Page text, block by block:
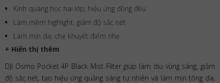
Kính quang học hai lớp, hiệu ứng đồng đều
Làm mềm highlight, giảm độ sắc nét
Làm mịn da, che khuyết điểm nhẹ
+ Hiển thị thêm
DJI Osmo Pocket 4P Black Mist Filter giúp làm dịu vùng sáng, giảm
độ sắc nét, tạo hiệu ứng quầng sáng tự nhiên và làm mịn tông da,